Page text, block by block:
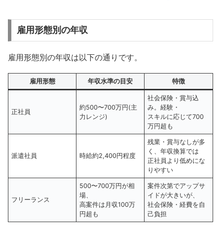
雇用形態別の年収
雇用形態別の年収は以下の通りです。
雇用形態 年収水準の目安 特徴
正社員
約500〜700万円(主
力レンジ)
社会保険・賞与込
み。経験・
スキルに応じて700
万円超も
派遣社員 時給約2,400円程度
残業・賞与なしが多
く、年収換算では
正社員より低めにな
りやすい
フリーランス
500〜700万円が相
場、
高案件は月収100万
円超も
案件次第でアップサ
イドが大きいが、
社会保険・経費を自
己負担